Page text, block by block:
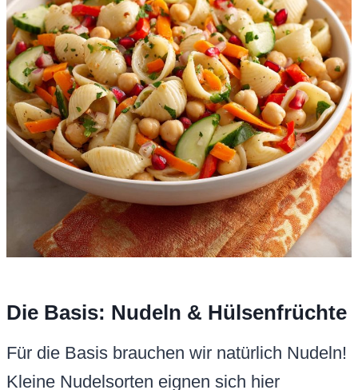
Die Basis: Nudeln & Hülsenfrüchte
Für die Basis brauchen wir natürlich Nudeln!
Kleine Nudelsorten eignen sich hier